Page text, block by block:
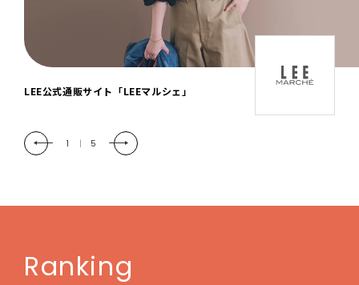
「LEE DAYS」本物志向にときめく。大人カ
2 | 5
Ranking